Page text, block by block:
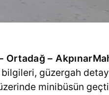
Ortadağ –
güzergah
minibüsün